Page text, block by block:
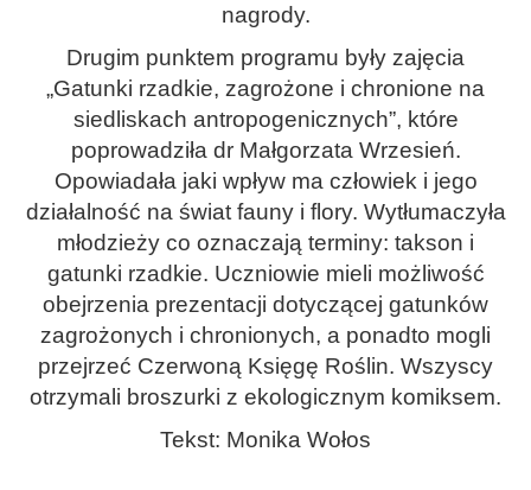
nagrody.
Drugim punktem programu były zajęcia
„Gatunki rzadkie, zagrożone i chronione na
siedliskach antropogenicznych”, które
poprowadziła dr Małgorzata Wrzesień.
Opowiadała jaki wpływ ma człowiek i jego
działalność na świat fauny i flory. Wytłumaczyła
młodzieży co oznaczają terminy: takson i
gatunki rzadkie. Uczniowie mieli możliwość
obejrzenia prezentacji dotyczącej gatunków
zagrożonych i chronionych, a ponadto mogli
przejrzeć Czerwoną Księgę Roślin. Wszyscy
otrzymali broszurki z ekologicznym komiksem.
Tekst: Monika Wołos